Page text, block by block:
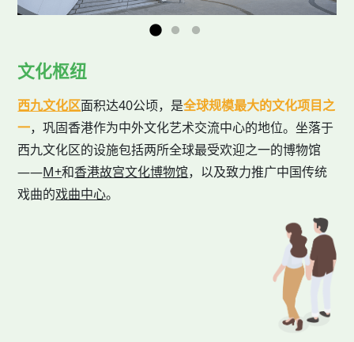
文化枢纽
西九文化区面积达40公顷，是全球规模最大的文化项目之
一，巩固香港作为中外文化艺术交流中心的地位。坐落于
西九文化区的设施包括两所全球最受欢迎之一的博物馆
——M+和香港故宫文化博物馆，以及致力推广中国传统
戏曲的戏曲中心。